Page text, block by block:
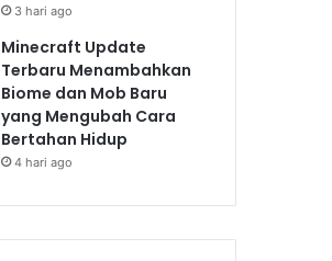
3 hari ago
Minecraft Update
Terbaru Menambahkan
Biome dan Mob Baru
yang Mengubah Cara
Bertahan Hidup
4 hari ago